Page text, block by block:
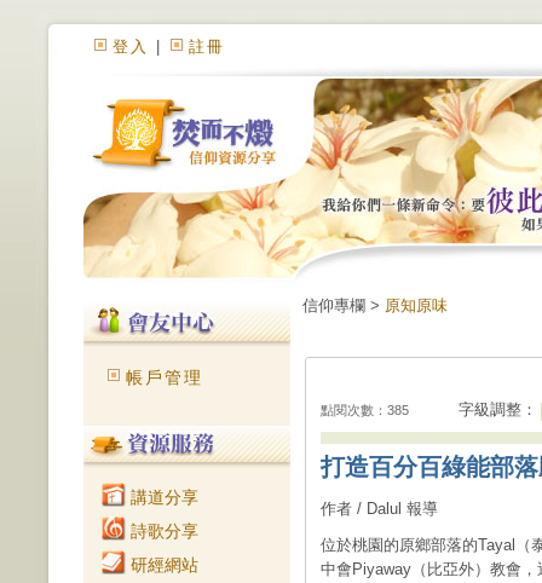
登入 註冊
帳戶管理
講道分享
詩歌分享
研經網站
信仰專欄 > 原知原味
點閱次數：385 字級調整：
打造百分百綠能部
作者 / Dalul 報導
位於桃園的原鄉部落的Tayal（
中會Piyaway（比亞外）教會，